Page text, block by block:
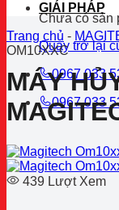
Chưa có sản
Quay trở lại
0967 033
0967 033
GIẢI PHÁP
Trang chủ -
OM10XXC
MÁY
439 Lượt Xem